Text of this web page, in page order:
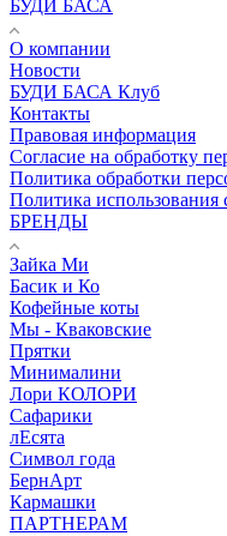
БУДИ БАСА
О компании
Новости
БУДИ БАСА Клуб
Контакты
Правовая информация
Согласие на обработку
Политика обработки
Политика использования
БРЕНДЫ
Зайка Ми
Басик и Ко
Кофейные коты
Мы - Кваковские
Прятки
Минималини
Лори КОЛОРИ
Сафарики
лЕсята
Символ года
БернАрт
Кармашки
ПАРТНЕРАМ